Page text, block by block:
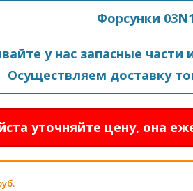
Форсунки
у нас запасные
Осуществляем доставку
уточняйте цену, она